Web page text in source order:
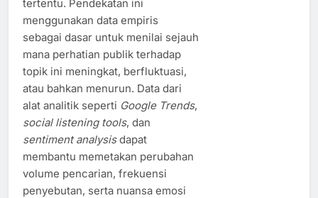
tertentu. Pendekatan ini
menggunakan data empiris
sebagai dasar untuk menilai sejauh
mana perhatian publik terhadap
topik ini meningkat, berfluktuasi,
atau bahkan menurun. Data dari
alat analitik seperti Google Trends,
social listening tools, dan
sentiment analysisdapat
membantu memetakan perubahan
volume pencarian, frekuensi
penyebutan, serta nuansa emosi